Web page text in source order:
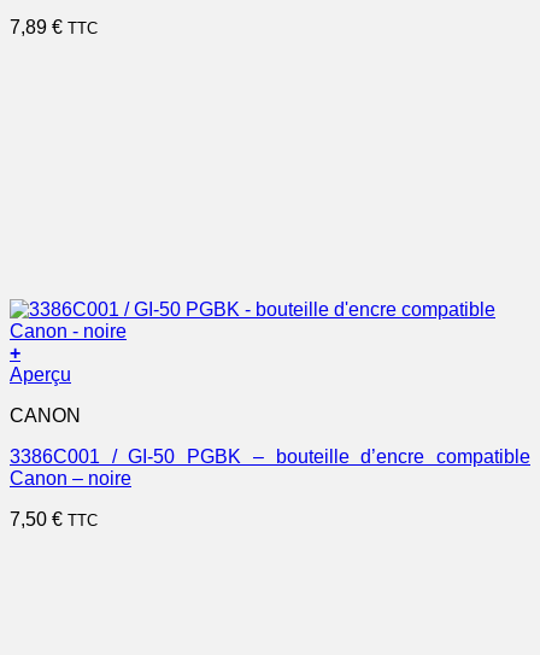
7,89 € TTC
+
Aperçu
CANON
3386C001 / GI-50 PGBK – bouteille d’encre compatible
Canon – noire
7,50 € TTC